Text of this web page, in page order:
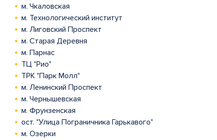
м. Чкаловская
м. Технологический институт
м. Лиговский Проспект
м. Старая Деревня
м. Парнас
ТЦ "Рио"
ТРК "Парк Молл"
м. Ленинский Проспект
м. Чернышевская
м. Фрунзенская
ост. "Улица Пограничника Гарькавого"
м. Озерки